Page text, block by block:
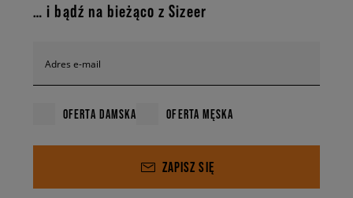
… i bądź na bieżąco z Sizeer
Adres e-mail
OFERTA DAMSKA OFERTA MĘSKA
ZAPISZ SIĘ